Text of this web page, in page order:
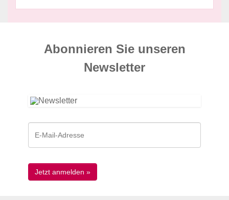
Abonnieren Sie unseren
News­letter